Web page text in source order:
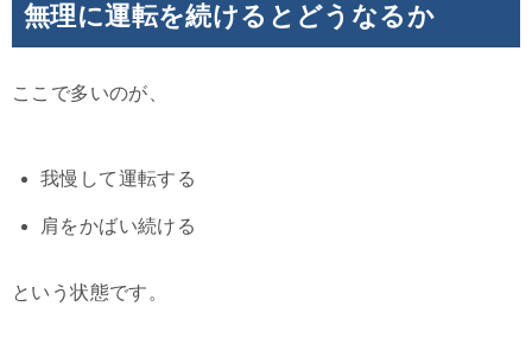
無理に運転を続けるとどうなるか
ここで多いのが、
我慢して運転する
肩をかばい続ける
という状態です。